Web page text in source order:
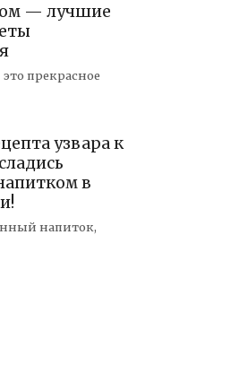
— лучшие
прекрасное
узвара к
в
напиток,